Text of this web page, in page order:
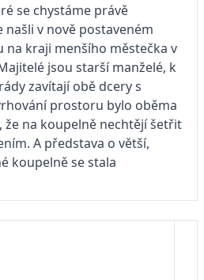
se chystáme právě
v nově postaveném
kraji menšího městečka v
jsou starší manželé, k
zavítají obě dcery s
prostoru bylo oběma
že na koupelně nechtějí šetřit
A představa o větší,
koupelně se stala